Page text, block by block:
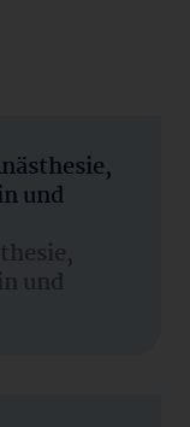
und
und